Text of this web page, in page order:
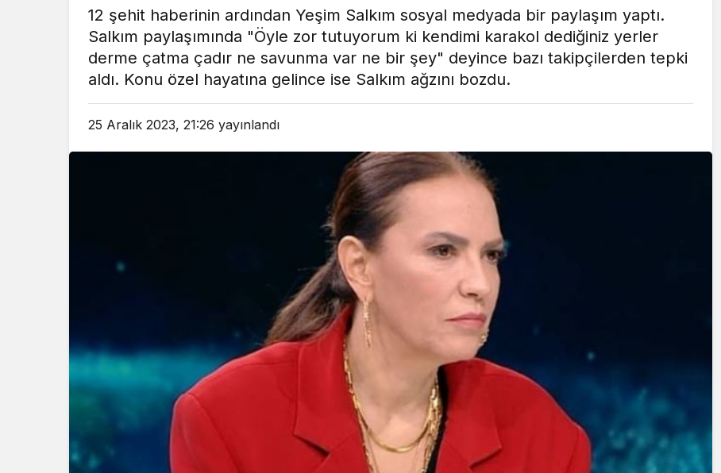
12 şehit haberinin ardından Yeşim Salkım sosyal medyada bir paylaşım yaptı.
Salkım paylaşımında "Öyle zor tutuyorum ki kendimi karakol dediğiniz yerler
derme çatma çadır ne savunma var ne bir şey" deyince bazı takipçilerden tepki
aldı. Konu özel hayatına gelince ise Salkım ağzını bozdu.
25 Aralık 2023, 21:26 yayınlandı